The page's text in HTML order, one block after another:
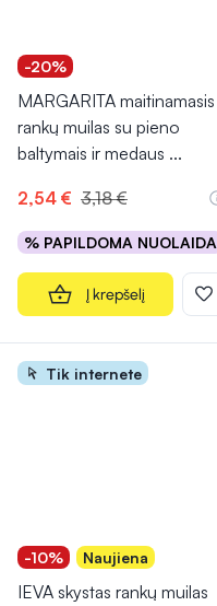
-20%
MARGARITA maitinamasis
rankų muilas su pieno
baltymais ir medaus ...
2,54 € 3,18 €
% PAPILDOMA NUOLAIDA
Į krepšelį
Tik internete
-10% Naujiena
IEVA skystas rankų muilas